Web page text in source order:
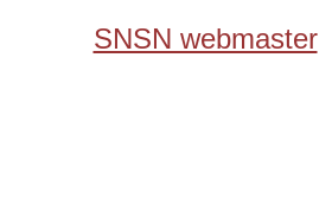
SNSN webmaster